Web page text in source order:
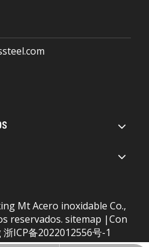
Mt Acero inoxidable Co.,
reservados. sitemap |Con
浙ICP备2022012556号-1